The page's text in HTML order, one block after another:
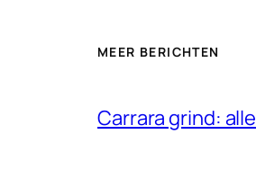
MEER BERICHTEN
Carrara grind: